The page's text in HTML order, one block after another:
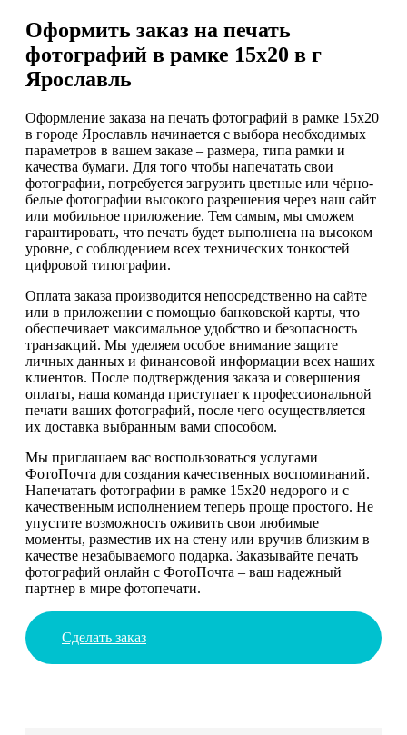
Оформить заказ на печать
фотографий в рамке 15х20 в г
Ярославль
Оформление заказа на печать фотографий в рамке 15х20
в городе Ярославль начинается с выбора необходимых
параметров в вашем заказе – размера, типа рамки и
качества бумаги. Для того чтобы напечатать свои
фотографии, потребуется загрузить цветные или чёрно-
белые фотографии высокого разрешения через наш сайт
или мобильное приложение. Тем самым, мы сможем
гарантировать, что печать будет выполнена на высоком
уровне, с соблюдением всех технических тонкостей
цифровой типографии.
Оплата заказа производится непосредственно на сайте
или в приложении с помощью банковской карты, что
обеспечивает максимальное удобство и безопасность
транзакций. Мы уделяем особое внимание защите
личных данных и финансовой информации всех наших
клиентов. После подтверждения заказа и совершения
оплаты, наша команда приступает к профессиональной
печати ваших фотографий, после чего осуществляется
их доставка выбранным вами способом.
Мы приглашаем вас воспользоваться услугами
ФотоПочта для создания качественных воспоминаний.
Напечатать фотографии в рамке 15х20 недорого и с
качественным исполнением теперь проще простого. Не
упустите возможность оживить свои любимые
моменты, разместив их на стену или вручив близким в
качестве незабываемого подарка. Заказывайте печать
фотографий онлайн с ФотоПочта – ваш надежный
партнер в мире фотопечати.
Сделать заказ